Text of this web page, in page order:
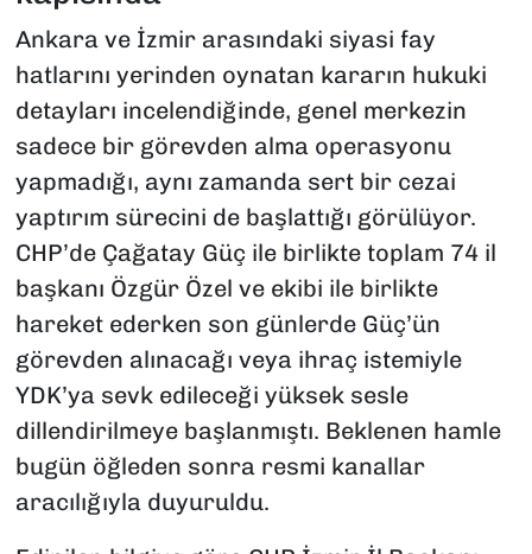
Ankara ve İzmir arasındaki siyasi fay
hatlarını yerinden oynatan kararın hukuki
detayları incelendiğinde, genel merkezin
sadece bir görevden alma operasyonu
yapmadığı, aynı zamanda sert bir cezai
yaptırım sürecini de başlattığı görülüyor.
CHP’de Çağatay Güç ile birlikte toplam 74 il
başkanı Özgür Özel ve ekibi ile birlikte
hareket ederken son günlerde Güç’ün
görevden alınacağı veya ihraç istemiyle
YDK’ya sevk edileceği yüksek sesle
dillendirilmeye başlanmıştı. Beklenen hamle
bugün öğleden sonra resmi kanallar
aracılığıyla duyuruldu.